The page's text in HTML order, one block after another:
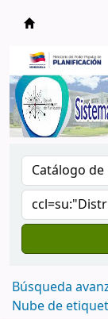
Búsqueda
Nube de